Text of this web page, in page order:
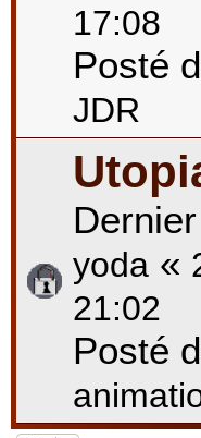
17:08
Posté
JDR
yoda «
21:02
Posté